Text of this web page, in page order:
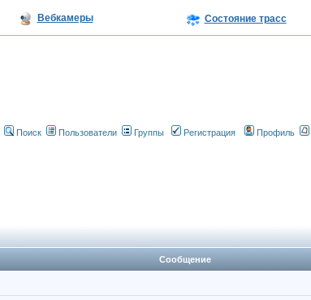
Вебкамеры Состояние трасс
Поиск Пользователи Группы Регистрация Профиль
Сообщение